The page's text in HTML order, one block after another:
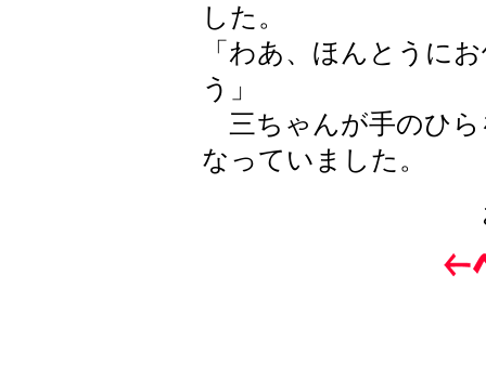
した。
「わあ、ほんとうに
う」
三ちゃんが手のひら
なっていました。